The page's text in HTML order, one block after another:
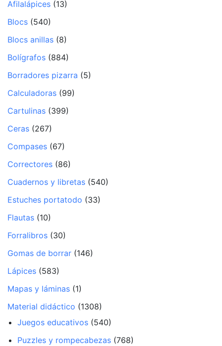
Afilalápices (13)
Blocs (540)
Blocs anillas (8)
Bolígrafos (884)
Borradores pizarra (5)
Calculadoras (99)
Cartulinas (399)
Ceras (267)
Compases (67)
Correctores (86)
Cuadernos y libretas (540)
Estuches portatodo (33)
Flautas (10)
Forralibros (30)
Gomas de borrar (146)
Lápices (583)
Mapas y láminas (1)
Material didáctico (1308)
Juegos educativos (540)
Puzzles y rompecabezas (768)